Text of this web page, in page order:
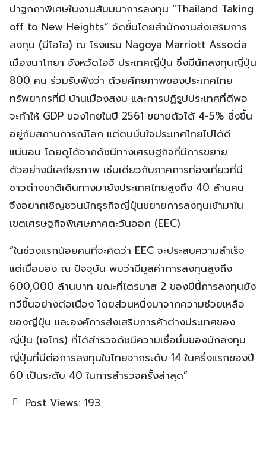
ปาฐกถาพิเศษในงานสัมมนาการลงทุน “Thailand Taking
off to New Heights” จัดขึ้นโดยสำนักงานส่งเสริมการ
ลงทุน (บีโอไอ) ณ โรงแรม Nagoya Marriott Associa
เมืองนาโกยา จังหวัดไอจิ ประเทศญี่ปุ่น ซึ่งมีนักลงทุนญี่ปุ่น
800 คน ร่วมรับฟังว่า ด้วยศักยภาพของประเทศไทย
ทรัพยากรที่มี บ้านเมืองสงบ และการปฏิรูปประเทศที่ดีพอ
จะทำให้ GDP ของไทยในปี 2561 ขยายตัวได้ 4-5% ซึ่งขึ้น
อยู่กับสถานการณ์โลก แต่ตนมั่นใจประเทศไทยไปได้ดี
แน่นอน โดยดูได้จากดัชนีทางเศรษฐกิจที่มีการขยาย
ตัวอย่างมีเสถียรภาพ เช่นเดียวกับภาคการท่องเที่ยวที่มี
ชาวต่างชาติเดินทางมายังประเทศไทยสูงถึง 40 ล้านคน
จึงอยากเชิญชวนนักธุรกิจญี่ปุ่นขยายการลงทุนเข้ามาใน
เขตเศรษฐกิจพิเศษภาคตะวันออก (EEC)
“ในช่วงแรกน้อยคนที่จะคิดว่า EEC จะประสบความสำเร็จ
แต่เมื่อมอง ณ ปัจจุบัน พบว่ามีมูลค่าการลงทุนสูงถึง
600,000 ล้านบาท ขณะที่ไตรมาส 2 ของปีนี้การลงทุนยัง
ทวีขึ้นอย่างต่อเนื่อง โดยส่วนหนึ่งมาจากความช่วยเหลือ
ของญี่ปุ่น และองค์การส่งเสริมการค้าต่างประเทศของ
ญี่ปุ่น (เจโทร) ที่ได้สำรวจดัชนีความเชื่อมั่นของนักลงทุน
ญี่ปุ่นที่มีต่อการลงทุนในไทยจากระดับ 14 ในครึ่งแรกของปี
60 เป็นระดับ 40 ในการสำรวจครั้งล่าสุด”
Post Views: 193